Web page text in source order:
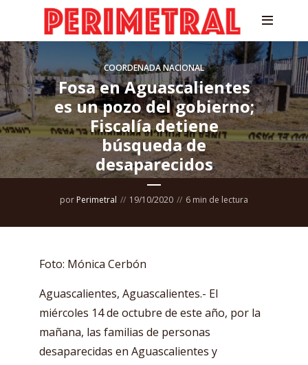
COORDENADA NACIONAL
Fosa en Aguascalientes
es un pozo del gobierno;
Fiscalía detiene
búsqueda de
desaparecidos
por Perimetral 19/10/2020 6 min de lectura
Foto: Mónica Cerbón
Aguascalientes, Aguascalientes.- El
miércoles 14 de octubre de este año, por la
mañana, las familias de personas
desaparecidas en Aguascalientes y